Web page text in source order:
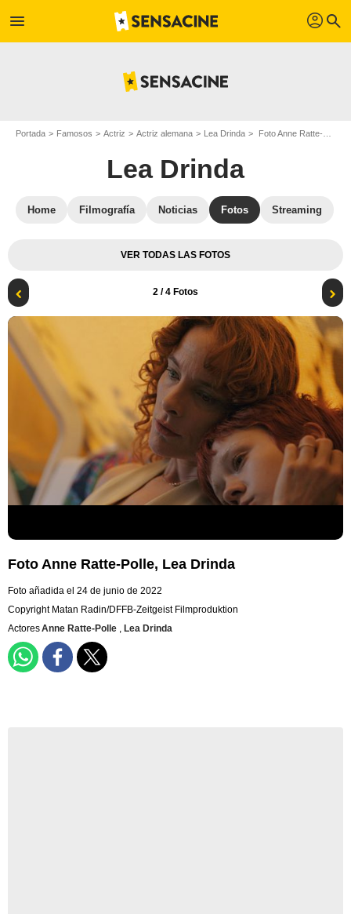
menu profil search
Portada Famosos Actriz Actriz alemana Lea Drinda Foto Anne Ratte-Polle, Lea Drinda
Lea Drinda
Home Filmografía Noticias Fotos Streaming
VER TODAS LAS FOTOS
2 / 4 Fotos
Foto Anne Ratte-Polle, Lea Drinda
Foto añadida el 24 de junio de 2022
Copyright Matan Radin/DFFB-Zeitgeist Filmproduktion
ActoresAnne Ratte-Polle , Lea Drinda